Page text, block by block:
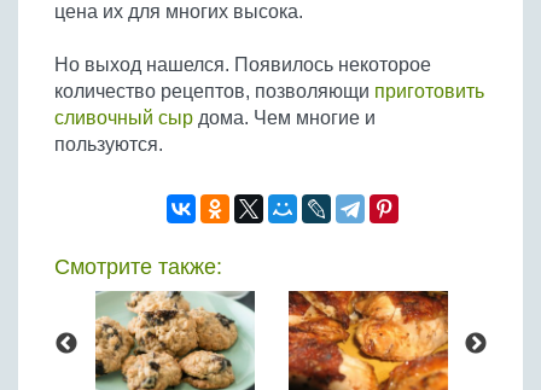
цена их для многих высока.
Но выход нашелся. Появилось некоторое
количество рецептов, позволяющи приготовить
сливочный сыр дома. Чем многие и
пользуются.
Смотрите также: